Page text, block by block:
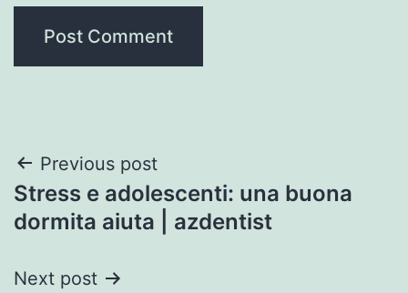
Post
navigation
Previous post
Stress e adolescenti: una buona
dormita aiuta | azdentist
Next post